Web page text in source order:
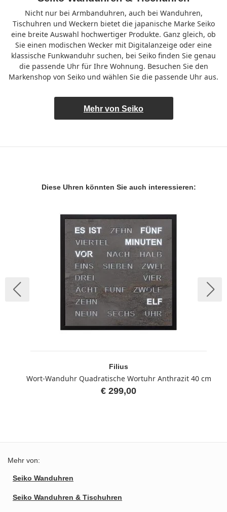
Nicht nur bei Armbanduhren, auch bei Wanduhren,
Tischuhren und Weckern bietet die japanische Marke Seiko
eine breite Auswahl hochwertiger Produkte. Ganz gleich, ob
Sie einen modischen Wecker mit Digitalanzeige oder eine
klassische Funkwanduhr suchen, bei Seiko finden Sie genau
die passende Uhr für Ihre Wohnung. Besuchen Sie den
Markenshop von Seiko und wählen Sie die passende Uhr aus.
Mehr von Seiko
Diese Uhren könnten Sie auch interessieren:
Filius
Wort-Wanduhr Quadratische Wortuhr Anthrazit 40 cm
€ 299,00
Mehr von:
Seiko Wanduhren
Seiko Wanduhren & Tischuhren